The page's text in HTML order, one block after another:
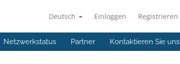
Deutsch Einloggen Registrieren
Netzwerkstatus Partner Kontaktieren Sie uns